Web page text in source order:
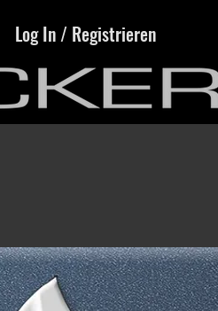
Log In / Registrieren